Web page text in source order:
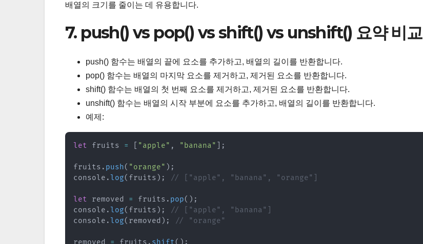
배열의 크기를 줄이는 데 유용합니다.
7. push() vs pop() vs shift() vs unshift() 요약 비교
push() 함수는 배열의 끝에 요소를 추가하고, 배열의 길이를 반환합니다.
pop() 함수는 배열의 마지막 요소를 제거하고, 제거된 요소를 반환합니다.
shift() 함수는 배열의 첫 번째 요소를 제거하고, 제거된 요소를 반환합니다.
unshift() 함수는 배열의 시작 부분에 요소를 추가하고, 배열의 길이를 반환합니다.
예제:
let fruits = "apple" , "banana" ;
fruits . push( "orange" ) ;
console .log( fruits ) ; // ["apple", "banana", "orange"]
let removed = fruits . pop( ) ;
console .log( fruits ) ;
// ["apple", "banana"]
console .log( removed ) ; // "orange"
removed = fruits . shift( ) ;